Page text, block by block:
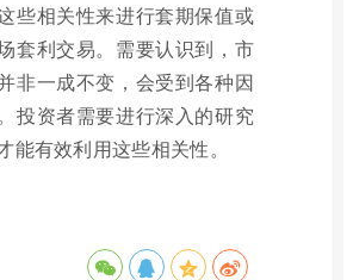
些相关性来进行套期保值或
套利交易。需要认识到，市
非一成不变，会受到各种因
投资者需要进行深入的研究
能有效利用这些相关性。